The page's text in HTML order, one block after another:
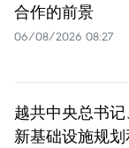
合作的前景
06/08/2026 08:27
越共中央总书
新基础设施规